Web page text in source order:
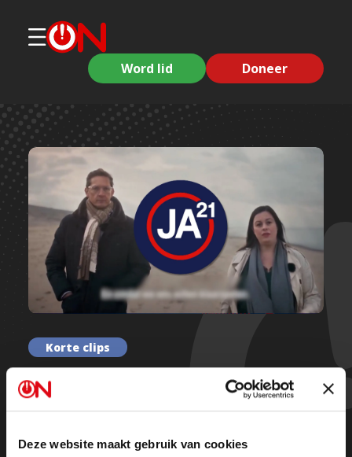
Deze website maakt gebruik van cookies
Word lid Doneer
Korte clips
De opkomst van JA21 | Ongehoord
Nieuws